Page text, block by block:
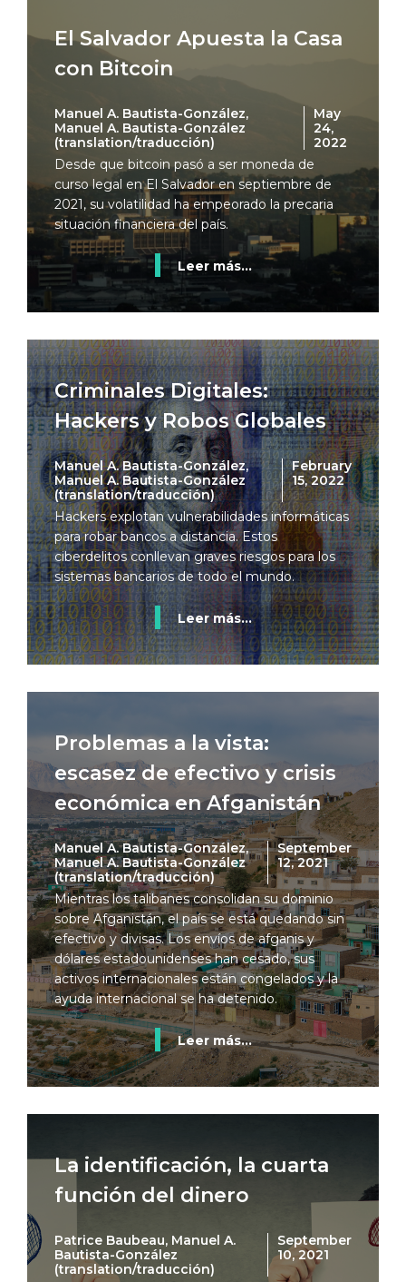
El Salvador Apuesta la Casa
con Bitcoin
Manuel A. Bautista-González,
Manuel A. Bautista-González
(translation/traducción)
May
24,
2022
Desde que bitcoin pasó a ser moneda de
curso legal en El Salvador en septiembre de
2021, su volatilidad ha empeorado la precaria
situación financiera del país.
Leer más...
Criminales Digitales:
Hackers y Robos Globales
Manuel A. Bautista-González,
Manuel A. Bautista-González
(translation/traducción)
February
15, 2022
Hackers explotan vulnerabilidades informáticas
para robar bancos a distancia. Estos
ciberdelitos conllevan graves riesgos para los
sistemas bancarios de todo el mundo.
Leer más...
Problemas a la vista:
escasez de efectivo y crisis
económica en Afganistán
Manuel A. Bautista-González,
Manuel A. Bautista-González
(translation/traducción)
September
12, 2021
Mientras los talibanes consolidan su dominio
sobre Afganistán, el país se está quedando sin
efectivo y divisas. Los envíos de afganis y
dólares estadounidenses han cesado, sus
activos internacionales están congelados y la
ayuda internacional se ha detenido.
Leer más...
La identificación, la cuarta
función del dinero
Patrice Baubeau, Manuel A.
Bautista-González
(translation/traducción)
September
10, 2021